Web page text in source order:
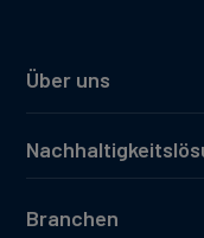
Über uns
Branchen